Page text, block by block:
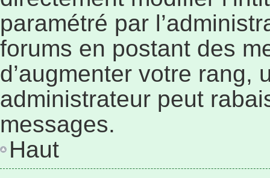
paramétré par
forums en postant des
d’augmenter votre rang,
administrateur peut
messages.
Haut